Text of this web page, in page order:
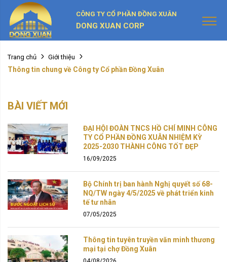
CÔNG TY CỔ PHẦN ĐỒNG XUÂN
DONG XUAN CORP
Trang chủ Giới thiệu
Thông tin chung về Công ty Cổ phần Đồng Xuân
BÀI VIẾT MỚI
ĐẠI HỘI ĐOÀN TNCS HỒ CHÍ MINH CÔNG
TY CỔ PHẦN ĐỒNG XUÂN NHIỆM KỲ
2025-2030 THÀNH CÔNG TỐT ĐẸP
16/09/2025
Bộ Chính trị ban hành Nghị quyết số 68-
NQ/TW ngày 4/5/2025 về phát triển kinh
tế tư nhân
07/05/2025
Thông tin tuyên truyền văn minh thương
mại tại chợ Đồng Xuân